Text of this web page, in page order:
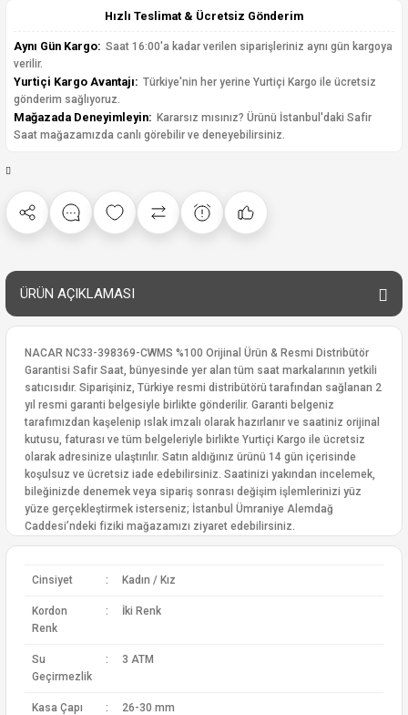
Hızlı Teslimat & Ücretsiz Gönderim
Aynı Gün Kargo: Saat 16:00'a kadar verilen siparişleriniz aynı gün kargoya
verilir.
Yurtiçi Kargo Avantajı: Türkiye'nin her yerine Yurtiçi Kargo ile ücretsiz
gönderim sağlıyoruz.
Mağazada Deneyimleyin: Kararsız mısınız? Ürünü İstanbul'daki Safir
Saat mağazamızda canlı görebilir ve deneyebilirsiniz.
ÜRÜN AÇIKLAMASI
NACAR NC33-398369-CWMS %100 Orijinal Ürün & Resmi Distribütör
Garantisi Safir Saat, bünyesinde yer alan tüm saat markalarının yetkili
satıcısıdır. Siparişiniz, Türkiye resmi distribütörü tarafından sağlanan 2
yıl resmi garanti belgesiyle birlikte gönderilir. Garanti belgeniz
tarafımızdan kaşelenip ıslak imzalı olarak hazırlanır ve saatiniz orijinal
kutusu, faturası ve tüm belgeleriyle birlikte Yurtiçi Kargo ile ücretsiz
olarak adresinize ulaştırılır. Satın aldığınız ürünü 14 gün içerisinde
koşulsuz ve ücretsiz iade edebilirsiniz. Saatinizi yakından incelemek,
bileğinizde denemek veya sipariş sonrası değişim işlemlerinizi yüz
yüze gerçekleştirmek isterseniz; İstanbul Ümraniye Alemdağ
Caddesi’ndeki fiziki mağazamızı ziyaret edebilirsiniz.
Cinsiyet : Kadın / Kız
Kordon
Renk
: İki Renk
Su
Geçirmezlik
: 3 ATM
Kasa Çapı : 26-30 mm